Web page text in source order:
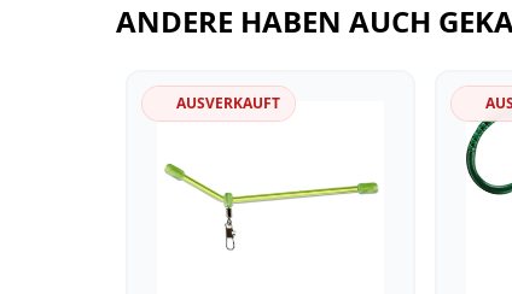
ANDERE HABEN AUCH
AUSVERKAUFT